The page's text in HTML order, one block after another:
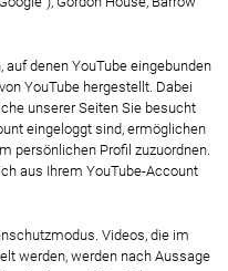
denen YouTube eingebunden
YouTube hergestellt. Dabei
unserer Seiten Sie besucht
eingeloggt sind, ermöglichen
persönlichen Profil zuzuordnen.
aus Ihrem YouTube-Account
Videos, die im
werden, werden nach Aussage